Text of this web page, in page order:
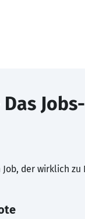
Das
der wirklich zu